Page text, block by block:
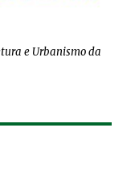
e Urbanismo da